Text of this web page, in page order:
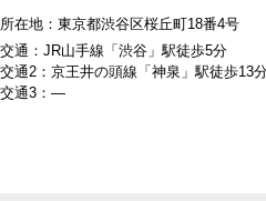
所在地：東京都渋谷区桜丘町18番4号
交通：JR山手線「渋谷」駅徒歩5分
交通2：京王井の頭線「神泉」駅徒歩13
交通3：―